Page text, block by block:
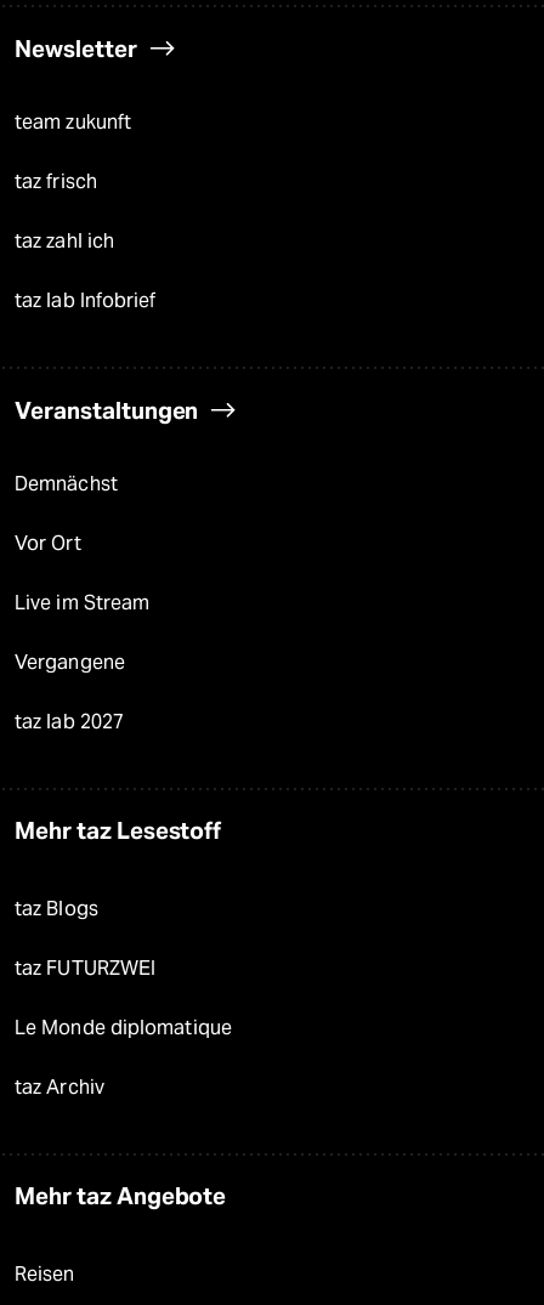
Newsletter
team zukunft
taz frisch
taz zahl ich
taz lab Infobrief
Veranstaltungen
Demnächst
Vor Ort
Live im Stream
Vergangene
taz lab 2027
Mehr taz Lesestoff
taz Blogs
taz FUTURZWEI
Le Monde diplomatique
taz Archiv
Mehr taz Angebote
Reisen